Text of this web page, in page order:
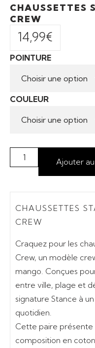
CHAUSSETTES
CREW
14,99€
POINTURE
COULEUR
Ajouter
CHAUSSETTES
CREW
Craquez pour les
Crew, un modèle
mango. Conçues
entre ville, plage et
signature Stance à
quotidien.
Cette paire
composition en